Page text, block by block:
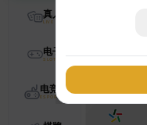
真人
电子
电竞